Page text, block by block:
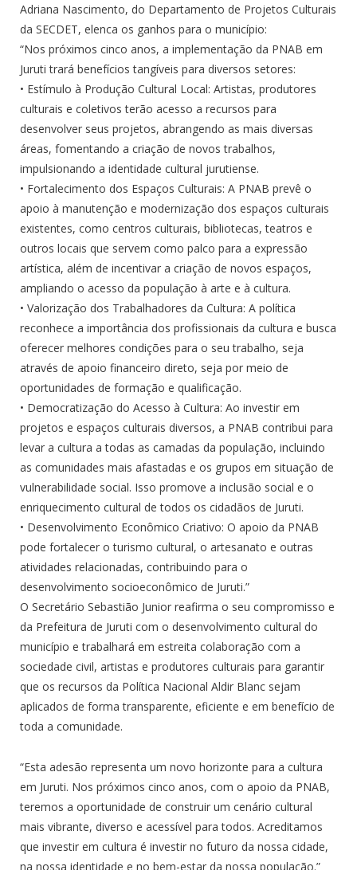
Adriana Nascimento, do Departamento de Projetos Culturais
da SECDET, elenca os ganhos para o município:
“Nos próximos cinco anos, a implementação da PNAB em
Juruti trará benefícios tangíveis para diversos setores:
• Estímulo à Produção Cultural Local: Artistas, produtores
culturais e coletivos terão acesso a recursos para
desenvolver seus projetos, abrangendo as mais diversas
áreas, fomentando a criação de novos trabalhos,
impulsionando a identidade cultural jurutiense.
• Fortalecimento dos Espaços Culturais: A PNAB prevê o
apoio à manutenção e modernização dos espaços culturais
existentes, como centros culturais, bibliotecas, teatros e
outros locais que servem como palco para a expressão
artística, além de incentivar a criação de novos espaços,
ampliando o acesso da população à arte e à cultura.
• Valorização dos Trabalhadores da Cultura: A política
reconhece a importância dos profissionais da cultura e busca
oferecer melhores condições para o seu trabalho, seja
através de apoio financeiro direto, seja por meio de
oportunidades de formação e qualificação.
• Democratização do Acesso à Cultura: Ao investir em
projetos e espaços culturais diversos, a PNAB contribui para
levar a cultura a todas as camadas da população, incluindo
as comunidades mais afastadas e os grupos em situação de
vulnerabilidade social. Isso promove a inclusão social e o
enriquecimento cultural de todos os cidadãos de Juruti.
• Desenvolvimento Econômico Criativo: O apoio da PNAB
pode fortalecer o turismo cultural, o artesanato e outras
atividades relacionadas, contribuindo para o
desenvolvimento socioeconômico de Juruti.”
O Secretário Sebastião Junior reafirma o seu compromisso e
da Prefeitura de Juruti com o desenvolvimento cultural do
município e trabalhará em estreita colaboração com a
sociedade civil, artistas e produtores culturais para garantir
que os recursos da Política Nacional Aldir Blanc sejam
aplicados de forma transparente, eficiente e em benefício de
toda a comunidade.
“Esta adesão representa um novo horizonte para a cultura
em Juruti. Nos próximos cinco anos, com o apoio da PNAB,
teremos a oportunidade de construir um cenário cultural
mais vibrante, diverso e acessível para todos. Acreditamos
que investir em cultura é investir no futuro da nossa cidade,
na nossa identidade e no bem-estar da nossa população.”